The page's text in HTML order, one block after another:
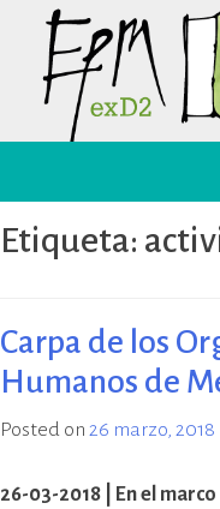
content
Derechos Humanos exD2
ex-D2) es un sitio
preservación y difusión de
promoción de los derechos
humanos. Sus
de Informaciones de la
a la represión política
Etiqueta:
Carpa de los
Humanos de
Posted on 26 marzo, 2018
26-03-2018 |
En el